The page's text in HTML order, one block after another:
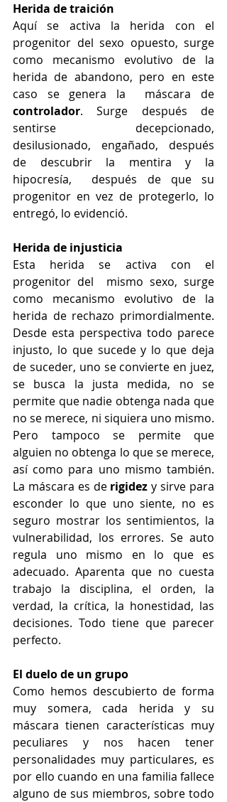
Herida de traición
Aquí se activa la herida con el
progenitor del sexo opuesto, surge
como mecanismo evolutivo de la
herida de abandono, pero en este
controlador. Surge después de
sentirse decepcionado,
desilusionado, engañado, después
de descubrir la mentira y la
hipocresía,  después de que su
progenitor en vez de protegerlo, lo
entregó, lo evidenció.
Herida de injusticia
Esta herida se activa con el
progenitor del  mismo sexo, surge
como mecanismo evolutivo de la
herida de rechazo primordialmente.
Desde esta perspectiva todo parece
injusto, lo que sucede y lo que deja
de suceder, uno se convierte en juez,
se busca la justa medida, no se
permite que nadie obtenga nada que
no se merece, ni siquiera uno mismo.
Pero tampoco se permite que
alguien no obtenga lo que se merece,
así como para uno mismo también.
La máscara es de rigidez y sirve para
esconder lo que uno siente, no es
seguro mostrar los sentimientos, la
vulnerabilidad, los errores. Se auto
regula uno mismo en lo que es
adecuado. Aparenta que no cuesta
trabajo la disciplina, el orden, la
verdad, la crítica, la honestidad, las
decisiones. Todo tiene que parecer
perfecto.
El duelo de un grupo
Como hemos descubierto de forma
muy somera, cada herida y su
máscara tienen características muy
peculiares y nos hacen tener
personalidades muy particulares, es
por ello cuando en una familia fallece
alguno de sus miembros, sobre todo